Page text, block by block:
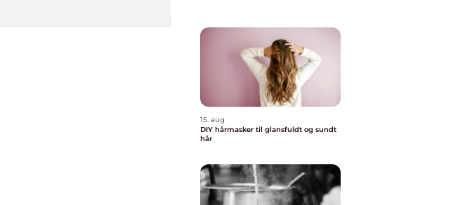
15. aug
DIY hårmasker til glansfuldt og sundt
hår